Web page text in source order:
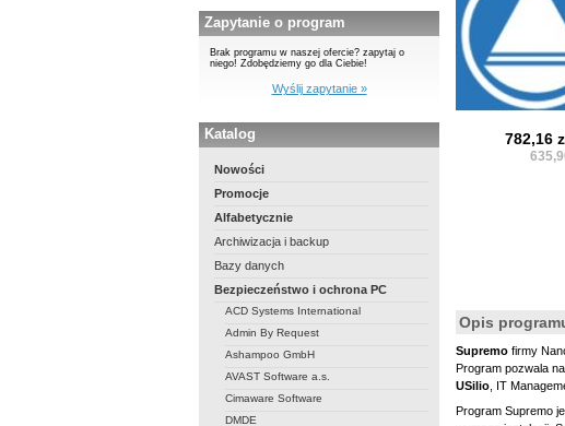
Zapytanie o program
Brak programu w naszej ofercie? zapytaj o
niego! Zdobędziemy go dla Ciebie!
Wyślij zapytanie »
Katalog
Nowości
Promocje
Alfabetycznie
Archiwizacja i backup
Bazy danych
Bezpieczeństwo i ochrona PC
ACD Systems International
Admin By Request
Ashampoo GmbH
AVAST Software a.s.
Cimaware Software
DMDE
782,16
Opis
Supremo firmy
Program pozwala
USilio , IT
Program Supremo